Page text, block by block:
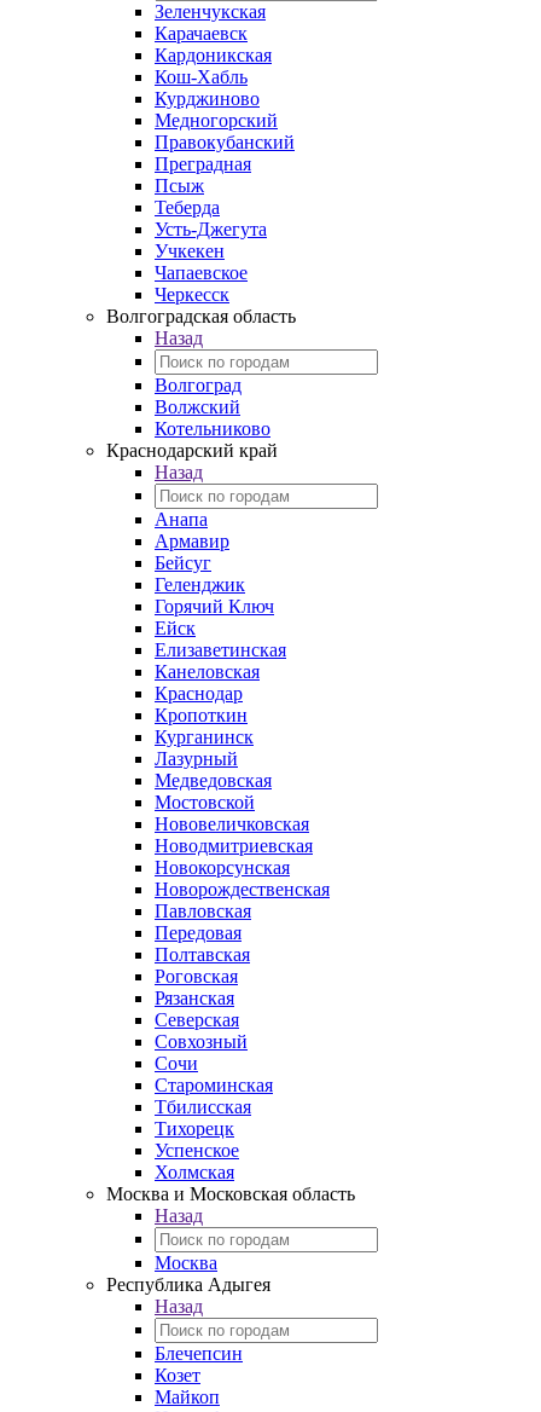
Зеленчукская
Карачаевск
Кардоникская
Кош-Хабль
Курджиново
Медногорский
Правокубанский
Преградная
Псыж
Теберда
Усть-Джегута
Учкекен
Чапаевское
Черкесск
Волгоградская область
Назад
Волгоград
Волжский
Котельниково
Краснодарский край
Назад
Анапа
Армавир
Бейсуг
Геленджик
Горячий Ключ
Ейск
Елизаветинская
Канеловская
Краснодар
Кропоткин
Курганинск
Лазурный
Медведовская
Мостовской
Нововеличковская
Новодмитриевская
Новокорсунская
Новорождественская
Павловская
Передовая
Полтавская
Роговская
Рязанская
Северская
Совхозный
Сочи
Староминская
Тбилисская
Тихорецк
Успенское
Холмская
Москва и Московская область
Назад
Москва
Республика Адыгея
Назад
Блечепсин
Козет
Майкоп